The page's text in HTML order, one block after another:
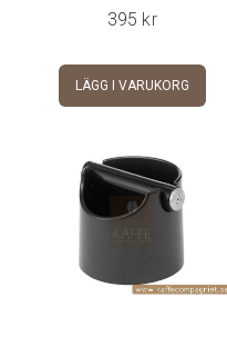
395 kr
LÄGG I VARUKORG